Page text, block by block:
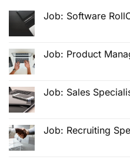
Job: Software
Job: Product
Job: Sales
Job: Recruiting